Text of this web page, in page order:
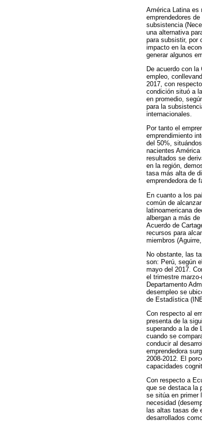
América Latina es
emprendedores
subsistencia
una alternativa
para subsistir, por
impacto en la
generar algunos
De acuerdo con
empleo,
2017, con
condición situó a
en promedio,
para la
internacionales.
Por tanto el
emprendimiento
del 50%,
nacientes
resultados se
en la región,
tasa más alta de
emprendedora de
En cuanto a los
común de
latinoamericana
albergan a más
Acuerdo de
recursos para
miembros
No obstante, las
son: Perú, según
mayo del 2017.
el trimestre
Departamento
desempleo se
de Estadística
Con respecto al
presenta de la
superando a la de
cuando se
conducir al
emprendedora
2008-2012. El
capacidades
Con respecto a
que se destaca la
se sitúa en primer
necesidad
las altas tasas de
desarrollados